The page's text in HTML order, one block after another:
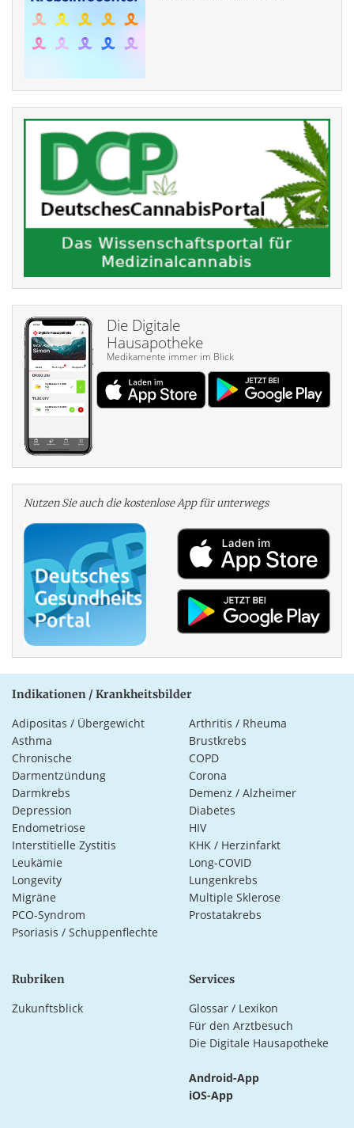
Die Digitale
Hausapotheke
Medikamente immer im Blick
Nutzen Sie auch die kosten­lose App für unterwegs
Indikationen / Krankheitsbilder
Adipositas / Übergewicht
Arthritis / Rheuma
Asthma
Brustkrebs
Chronische
Darmentzündung
COPD
Corona
Darmkrebs
Demenz / Alzheimer
Depression
Diabetes
Endometriose
HIV
Interstitielle Zystitis
KHK / Herzinfarkt
Leukämie
Long-COVID
Longevity
Lungenkrebs
Migräne
Multiple Sklerose
PCO-Syndrom
Prostatakrebs
Psoriasis / Schuppenflechte
Rubriken
Zukunftsblick
Services
Glossar / Lexikon
Für den Arztbesuch
Die Digitale Hausapotheke
Android-App
iOS-App